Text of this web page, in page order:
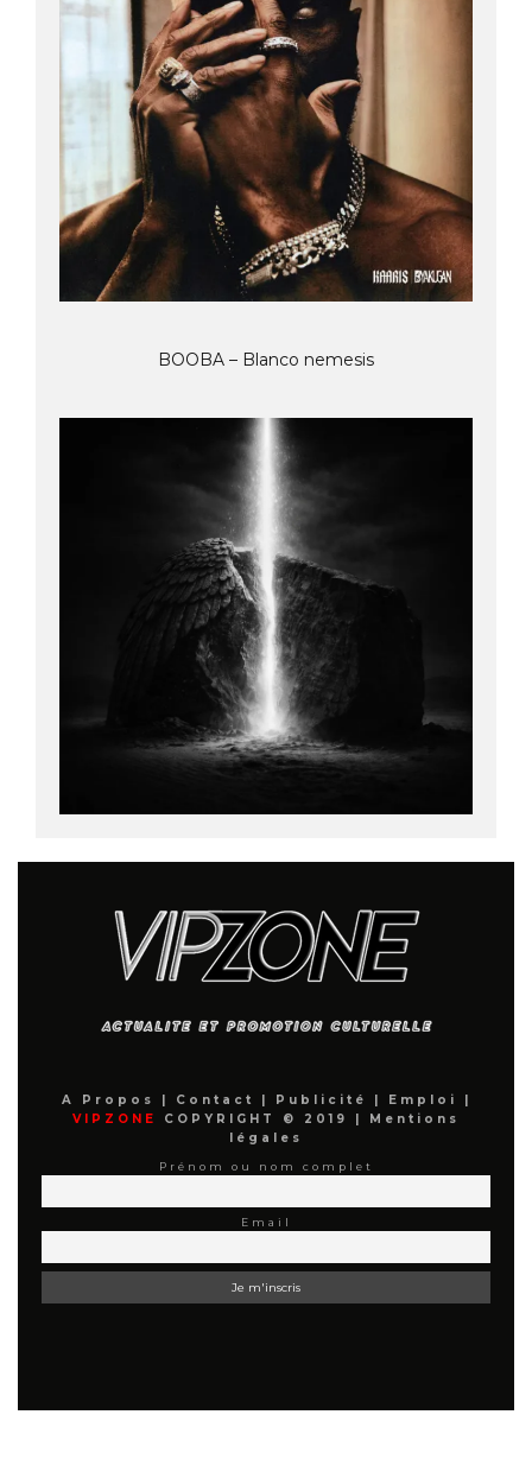
BOOBA – Blanco nemesis
A Propos | Contact | Publicité | Emploi
|
VIPZONE
COPYRIGHT © 2019 |
Mentions
légales
Prénom ou nom complet
Email